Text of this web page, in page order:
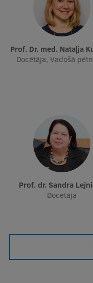
Prof. Dr. med. Nataļja
Docētāja, Vadošā
Prof. dr. Sandra
Docētāja